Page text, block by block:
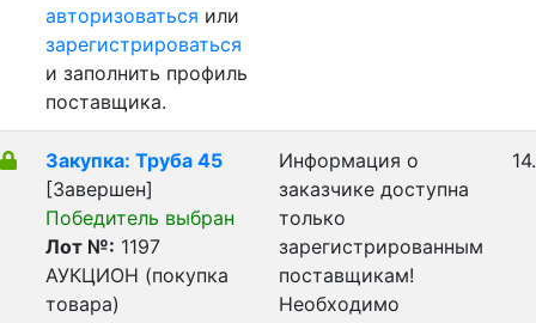
авторизоваться или
зарегистрироваться
и заполнить профиль
поставщика.
Закупка: Труба 45
[Завершен]
Победитель выбран
Лот №: 1197
АУКЦИОН (покупка
товара)
Информация о
заказчике доступна
только
зарегистрированным
поставщикам!
Необходимо